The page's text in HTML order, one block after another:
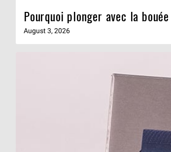
Pourquoi plonger avec la
August 3, 2026